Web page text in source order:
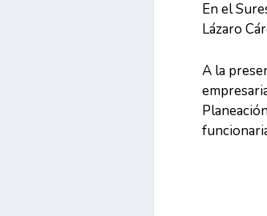
En el
Lázaro
A la